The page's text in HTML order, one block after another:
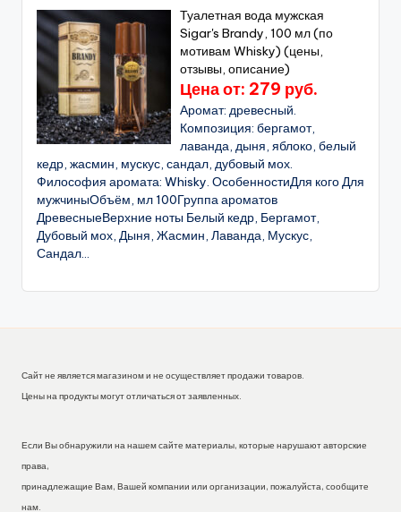
Туалетная вода мужская
Sigar's Brandy, 100 мл (по
мотивам Whisky) (цены,
отзывы, описание)
Цена от: 279 руб.
Аромат: древесный.
Композиция: бергамот,
лаванда, дыня, яблоко, белый
кедр, жасмин, мускус, сандал, дубовый мох.
Философия аромата: Whisky. ОсобенностиДля кого Для
мужчиныОбъём, мл 100Группа ароматов
ДревесныеВерхние ноты Белый кедр, Бергамот,
Дубовый мох, Дыня, Жасмин, Лаванда, Мускус,
Сандал...
Сайт не является магазином и не осуществляет продажи товаров.
Цены на продукты могут отличаться от заявленных.
Если Вы обнаружили на нашем сайте материалы, которые нарушают авторские
права,
принадлежащие Вам, Вашей компании или организации, пожалуйста, сообщите
нам.